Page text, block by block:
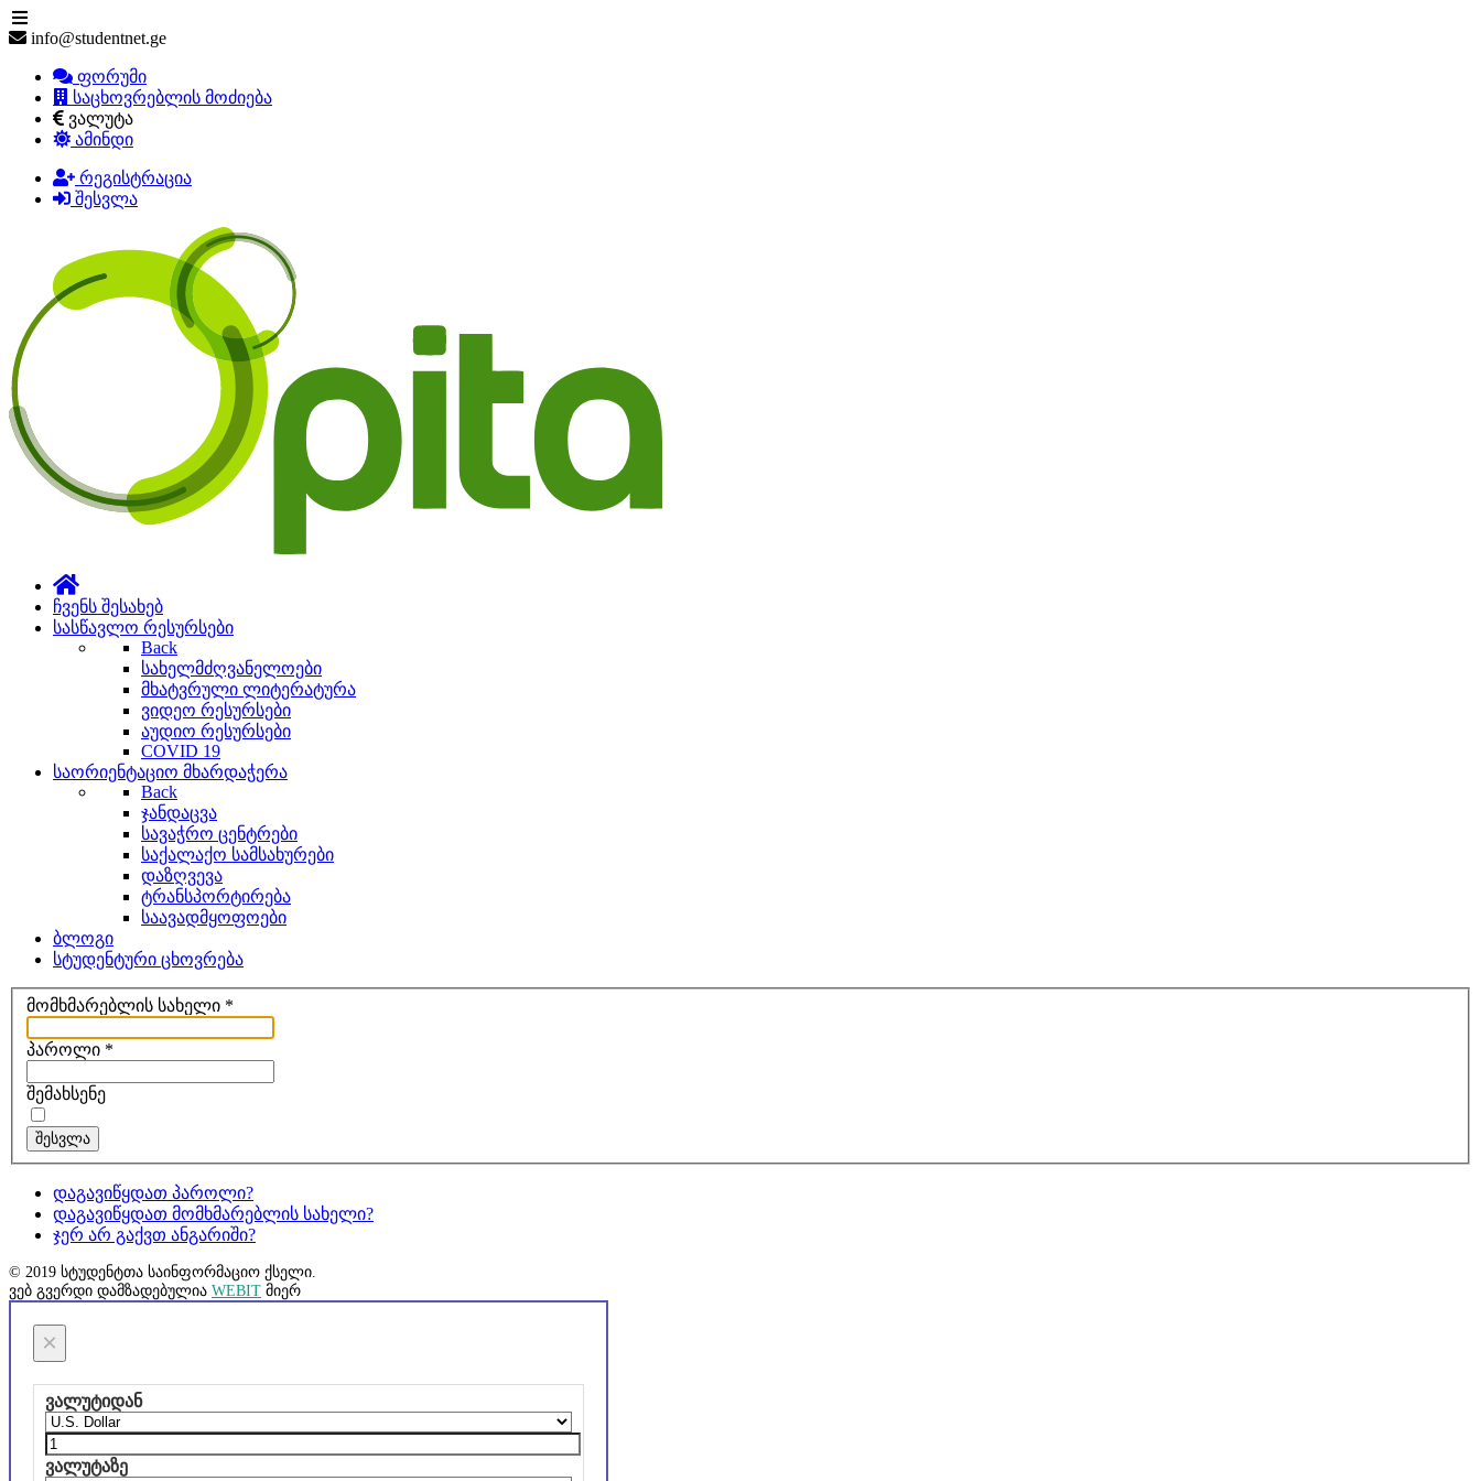
info@studentnet.ge
ფორუმი
საცხოვრებლის მოძიება
ვალუტა
ამინდი
რეგისტრაცია
შესვლა
ჩვენს შესახებ
სასწავლო რესურსები
Back
სახელმძღვანელოები
მხატვრული ლიტერატურა
ვიდეო რესურსები
აუდიო რესურსები
COVID 19
საორიენტაციო მხარდაჭერა
Back
ჯანდაცვა
სავაჭრო ცენტრები
საქალაქო სამსახურები
დაზღვევა
ტრანსპორტირება
საავადმყოფოები
ბლოგი
სტუდენტური ცხოვრება
მომხმარებლის სახელი *
პაროლი *
შემახსენე
შესვლა
დაგავიწყდათ პაროლი?
დაგავიწყდათ მომხმარებლის სახელი?
ჯერ არ გაქვთ ანგარიში?
© 2019 სტუდენტთა საინფორმაციო ქსელი.
ვებ გვერდი დამზადებულია WEBIT მიერ
×
ვალუტიდან
ვალუტაზე